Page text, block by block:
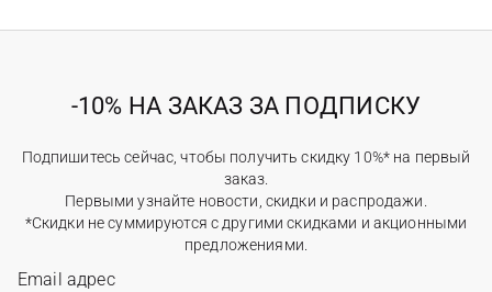
-10% НА ЗАКАЗ ЗА ПОДПИСКУ
Подпишитесь сейчас, чтобы получить скидку 10%* на первый
заказ.
Первыми узнайте новости, скидки и распродажи.
*Скидки не суммируются с другими скидками и акционными
предложениями.